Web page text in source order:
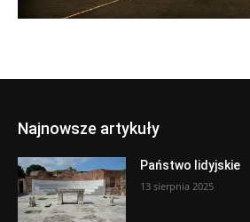
Najnowsze artykuły
Państwo lidyjskie
13 sierpnia 2025